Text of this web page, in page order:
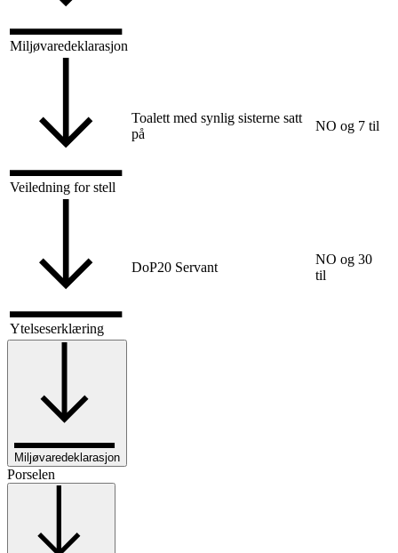
Miljøvaredeklarasjon
Veiledning for stell
Toalett med synlig sisterne satt
på
NO og 7 til
Ytelseserklæring
DoP20 Servant
NO og 30
til
Miljøvaredeklarasjon
Porselen